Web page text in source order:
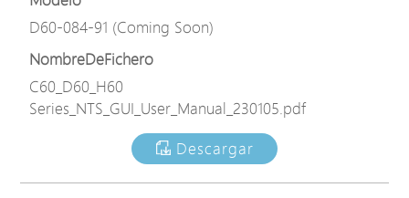
D60-084-91 (Coming Soon)
NombreDeFichero
C60_D60_H60
Series_NTS_GUI_User_Manual_230105.pdf
Descargar